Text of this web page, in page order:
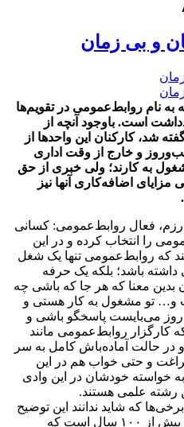
و بی زمان
به نام روابط‌عمومی در تقویم‌ها
است. باوجود آنچه از
شد، کارکنان این واحدها از
و خارج از وقت اداری
به کارند؛ ولی خبری از حق
اضافه‌کاری آنها نیز
فعال روابط‌عمومی: کسانی
را انتخاب کرده و در این
که روابط‌عمومی تنها یک شغل
باشد؛ بلکه یک حرفه
معنا که هر جا که باشی چه
و… تو مشغول به کار هستی و
می‌بایست پاسخگو باشی و
کارگزار روابط‌عمومی مانند
حالت آماده‌باش کامل به سر
و حتی خواب هم در این
خواسته خودشان در این وادی
رشته علمی هستند.
که شاید ندانند این توضیح
کوتاه را باید داد که روابط‌عمومی بیش از ۱۰۰ سال است که